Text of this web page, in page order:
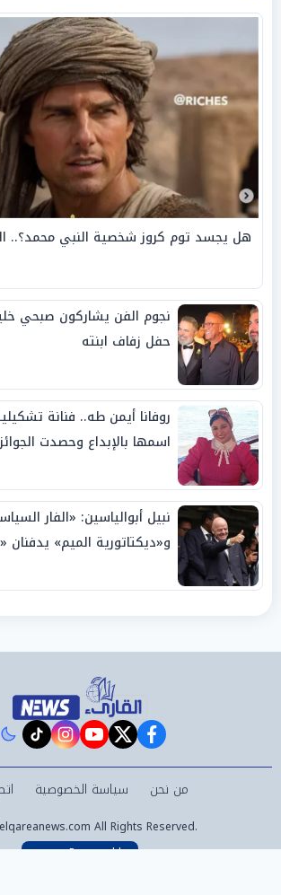
هل يجسد توم كروز شخصية النبي محمد؟..
نجوم الفن يشاركون صبحي
حفل زفاف ابنته
روفانا أيمن طه.. فنانة
اسمها بالإبداع وحصدت
نبيل أبوالياسين: «الفار
و«ديكتاتورية الميم» يدفنان
facebook
twitter
youtube
instagram
tiktok
من نحن سياسة الخصوصية
All Rights Reserved.
Powered by